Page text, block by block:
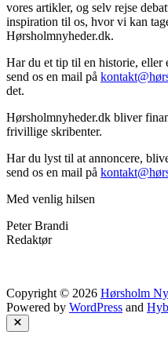
vores artikler, og selv rejse
inspiration til os, hvor vi kan
Hørsholmnyheder.dk.
Har du et tip til en historie, eller
send os en mail på
det.
Hørsholmnyheder.dk bliver
frivillige skribenter.
Har du lyst til at annoncere,
send os en mail på
Med venlig hilsen
Peter Brandi
Redaktør
Copyright © 2026 Hørsholm
Powered by WordPress and
Close